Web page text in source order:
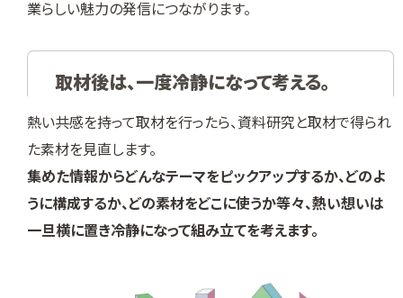
業らしい魅力の発信につながります。
取材後は、一度冷静になって考える。
熱い共感を持って取材を行ったら、資料研究と取材で得られ
た素材を見直します。
集めた情報からどんなテーマをピックアップするか、どのよ
うに構成するか、どの素材をどこに使うか等々、熱い想いは
一旦横に置き冷静になって組み立てを考えます。